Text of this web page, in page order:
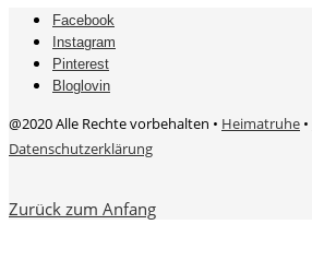
Facebook
Instagram
Pinterest
Bloglovin
@2020 Alle Rechte vorbehalten • Heimatruhe •
Datenschutzerklärung
Zurück zum Anfang